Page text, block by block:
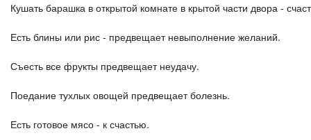
Кушать барашка в открытой комнате в крытой части двора -
Есть блины или рис - предвещает невыполнение желаний.
Съесть все фрукты предвещает неудачу.
Поедание тухлых овощей предвещает болезнь.
Есть готовое мясо - к счастью.